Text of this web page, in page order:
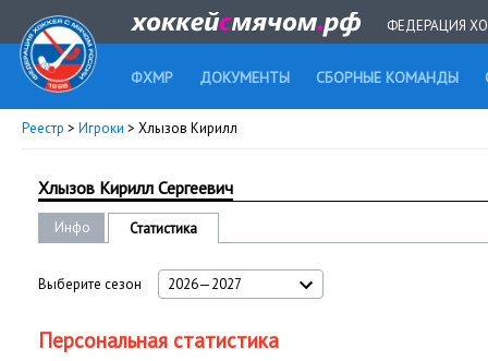
ФЕДЕРАЦИЯ
ФХМР ДОКУМЕНТЫ СБОРНЫЕ КОМАНДЫ
Реестр > Игроки > Хлызов Кирилл
Хлызов Кирилл Сергеевич
Инфо Статистика
Выберите сезон 2026—2027
Персональная статистика